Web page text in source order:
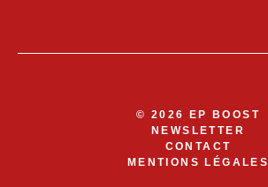
© 2026 EP BOOST
NEWSLETTER
CONTACT
MENTIONS LÉGALES